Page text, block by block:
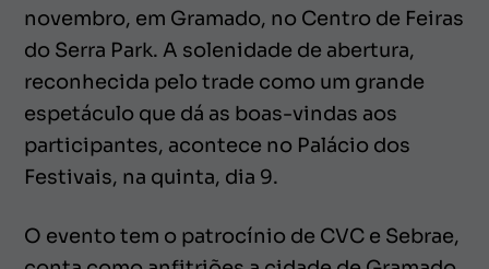
novembro, em Gramado, no Centro de Feiras
do Serra Park. A solenidade de abertura,
reconhecida pelo trade como um grande
espetáculo que dá as boas-vindas aos
participantes, acontece no Palácio dos
Festivais, na quinta, dia 9.
O evento tem o patrocínio de CVC e Sebrae,